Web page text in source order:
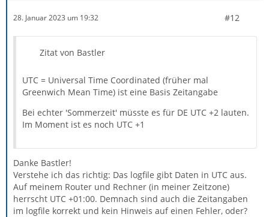
28. Januar 2023 um 19:32 #12
Zitat von Bastler
UTC = Universal Time Coordinated (früher mal
Greenwich Mean Time) ist eine Basis Zeitangabe
Bei echter 'Sommerzeit' müsste es für DE UTC +2 lauten.
Im Moment ist es noch UTC +1
Danke Bastler!
Verstehe ich das richtig: Das logfile gibt Daten in UTC aus.
Auf meinem Router und Rechner (in meiner Zeitzone)
herrscht UTC +01:00. Demnach sind auch die Zeitangaben
im logfile korrekt und kein Hinweis auf einen Fehler, oder?